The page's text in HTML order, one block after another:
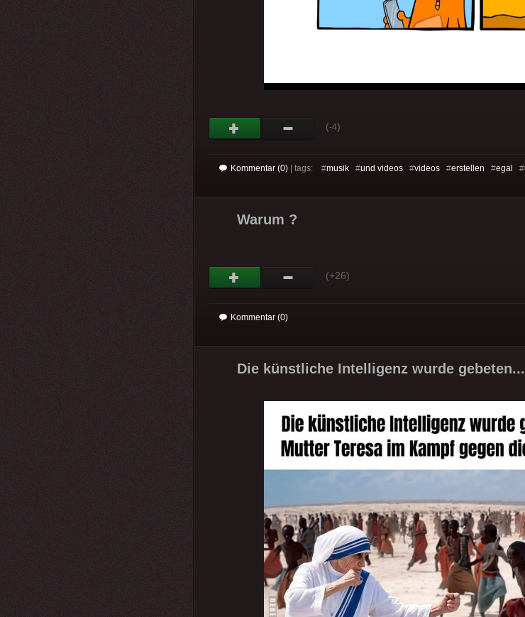
(-4)
Kommentar (0) | tags: #musik #und videos #videos #erstellen #egal #
Warum ?
(+26)
Kommentar (0)
Die künstliche Intelligenz wurde gebeten...